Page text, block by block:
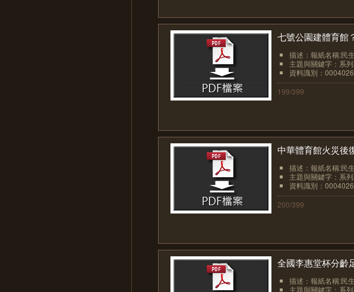
七號公園建體育館
描述：報紙名稱:民
主題與關鍵字：系
資料識別：
199/399
中華體育館火災後
描述：報紙名稱:民
主題與關鍵字：系
資料識別：
200/399
全國李惠堂杯分齡
描述：報紙名稱:民
主題與關鍵字：系